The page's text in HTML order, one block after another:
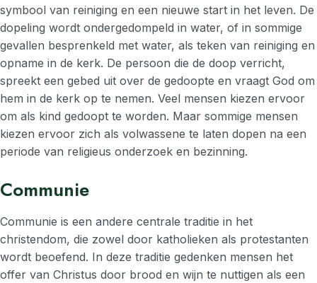
symbool van reiniging en een nieuwe start in het leven. De
dopeling wordt ondergedompeld in water, of in sommige
gevallen besprenkeld met water, als teken van reiniging en
opname in de kerk. De persoon die de doop verricht,
spreekt een gebed uit over de gedoopte en vraagt God om
hem in de kerk op te nemen. Veel mensen kiezen ervoor
om als kind gedoopt te worden. Maar sommige mensen
kiezen ervoor zich als volwassene te laten dopen na een
periode van religieus onderzoek en bezinning.
Communie
Communie is een andere centrale traditie in het
christendom, die zowel door katholieken als protestanten
wordt beoefend. In deze traditie gedenken mensen het
offer van Christus door brood en wijn te nuttigen als een